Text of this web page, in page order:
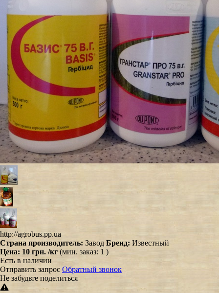
http://agrobus.pp.ua
Страна производитель: Завод Бренд: Известный
Цена: 10 грн. /кг (мин. заказ: 1 )
Есть в наличии
Отправить запрос Обратный звонок
Не забудьте поделиться